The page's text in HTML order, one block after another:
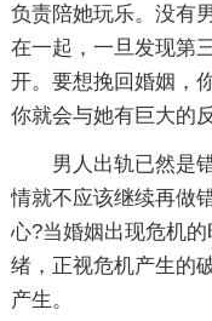
负责陪她玩乐。没有
在一起，一旦发现第
开。要想挽回婚姻，
你就会与她有巨大的
男人出轨已然是
情就不应该继续再做
心?当婚姻出现危机
绪，正视危机产生的
产生。